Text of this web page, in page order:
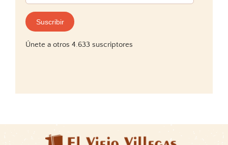
correo
electrónico:
Suscribir
Únete a otros 4.633 suscriptores